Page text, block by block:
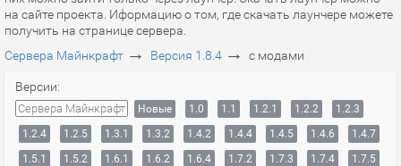
на сайте проекта. Иформацию о том, где скачать лаунчере можете
получить на странице сервера.
Сервера Майнкрафт → Версия 1.8.4 → с модами
Версии:
Сервера Майнкрафт Новые 1.0 1.1 1.2.1 1.2.2
1.2.3
1.2.4
1.2.5 1.3.1 1.3.2 1.4.2 1.4.4 1.4.5 1.4.6
1.4.7
1.5.1
1.5.2 1.6.1 1.6.2 1.6.4 1.7.2 1.7.3 1.7.4
1.7.5